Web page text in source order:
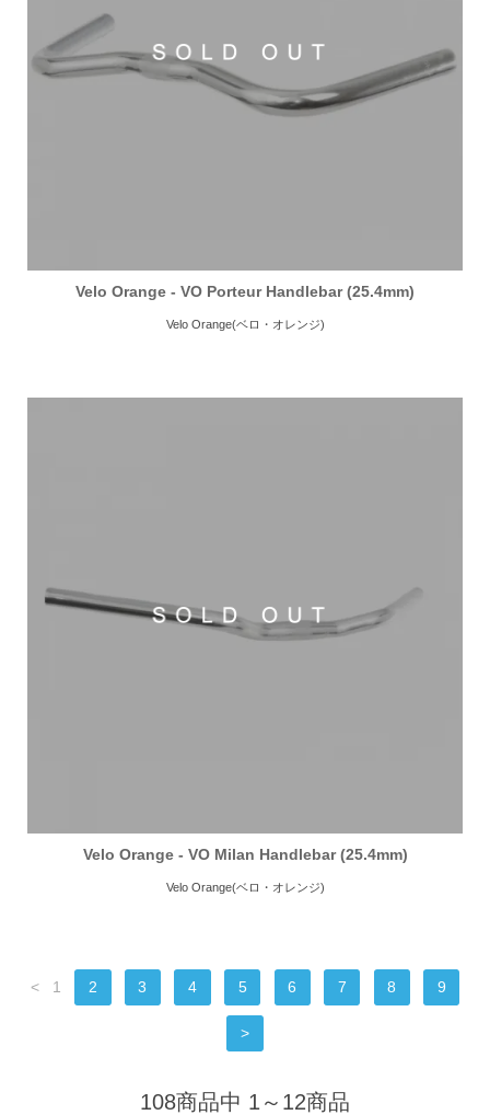
Velo Orange - VO Porteur Handlebar (25.4mm)
Velo Orange(ベロ・オレンジ)
Velo Orange - VO Milan Handlebar (25.4mm)
Velo Orange(ベロ・オレンジ)
< 1 2 3 4 5 6 7 8 9
>
108商品中 1～12商品